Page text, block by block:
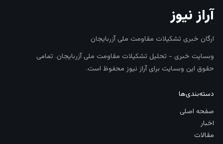
آراز نیوز
ارگان خبری تشکیلات مقاومت ملی آزربایجان
وبسایت خبری - تحلیل تشکیلات مقاومت ملی آزربایجان. تمامی
حقوق این وبسایت برای آراز نیوز محفوظ است.
دسته‌بندی‌ها
صفحه اصلی
اخبار
مقالات